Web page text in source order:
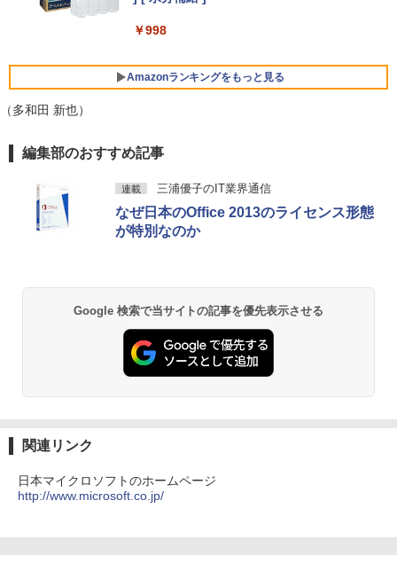
￥29,980
5
MS Office 2024 H&B 搭載｜中古ノート
トパソコン オフィス付き 中古PC ノート
th 15.6インチ 初期設定済み
￥34,800
mini pc AMD Ryzen 4300U 動作より安
定 4C/4T 最大3.7GHz Win11 Pro 16GB+
512GB SSD ミニパソコン USB3.2×6 3画
￥55,800
5
【中古】Aランク Dell OptiPlex 5090SF
512GB DVDS Win11
￥69,800
[5%OFFクーポン 10日朝まで]【公式限
全2色 フルHD 白色LEDバックライト 広
視野角 PTFWLD-24W PTFBLD-24W プ
リング ANC 36時間再生
￥998
Amazonランキングをもっと見る
薬屋のひとりごと 17巻 (デジタル版ビッグガ
ンガンコミックス)
￥770
￥832
ONE PIECE モノクロ版 115 (ジャンプコミッ
HUNTER×HUNTER モノクロ版 39 (ジャンプ
コミックスDIGITAL)
（多和田 新也）
編集部のおすすめ記事
連載 三浦優子のIT業界通信
なぜ日本のOffice 2013のライセンス形態
が特別なのか
Google 検索で当サイトの記事を優先表示させる
関連リンク
日本マイクロソフトのホームページ
http://www.microsoft.co.jp/